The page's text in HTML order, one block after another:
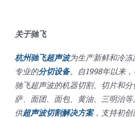
关于驰飞
杭州驰飞超声波为生产新鲜和冷
专业的分切设备。自1998年以来
驰飞超声波的机器切割、切片和
萨、面团、面包、黄油、三明治
供超声波切割解决方案，支持初